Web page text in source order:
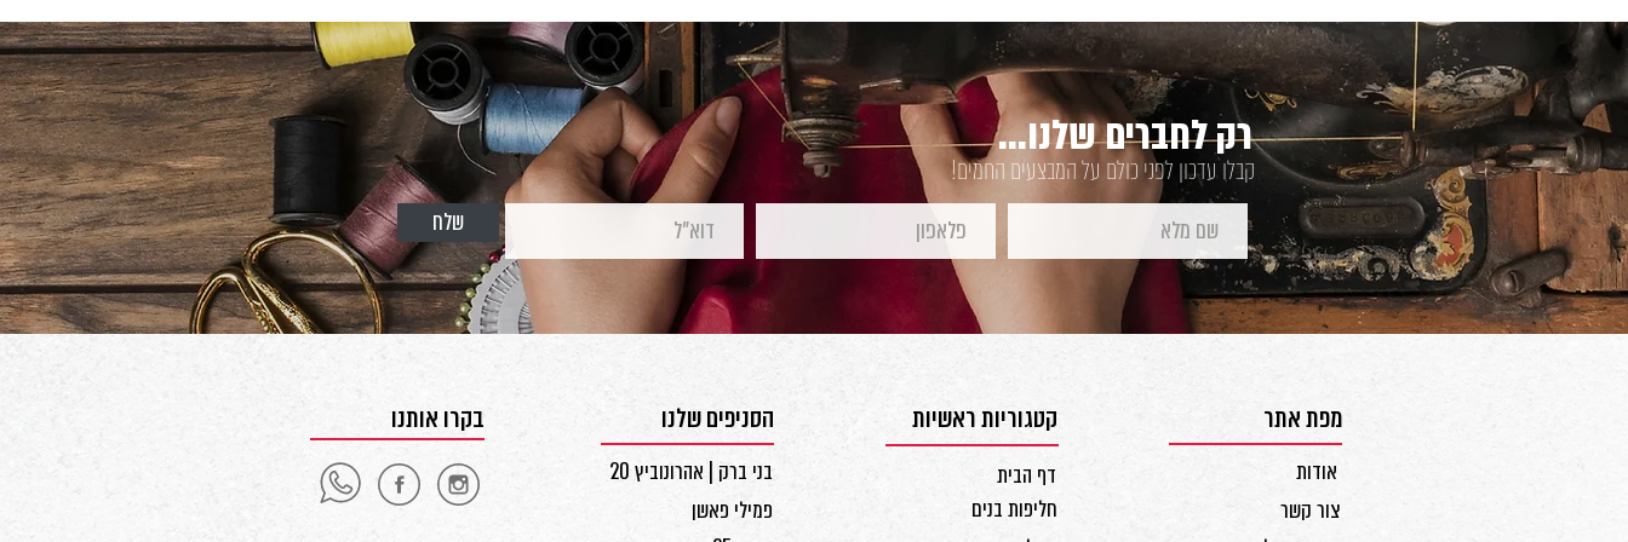
קבלו עדכון לפני כולם על המבצעים החמים!
רק לחברים שלנו...
שלח
בקרו אותנו הסניפים שלנו
בני ברק | אהרונוביץ 20
פמילי פאשן
קטגוריות ראשיות
חליפות בנים
דף הבית
מפת אתר
אודות
צור קשר